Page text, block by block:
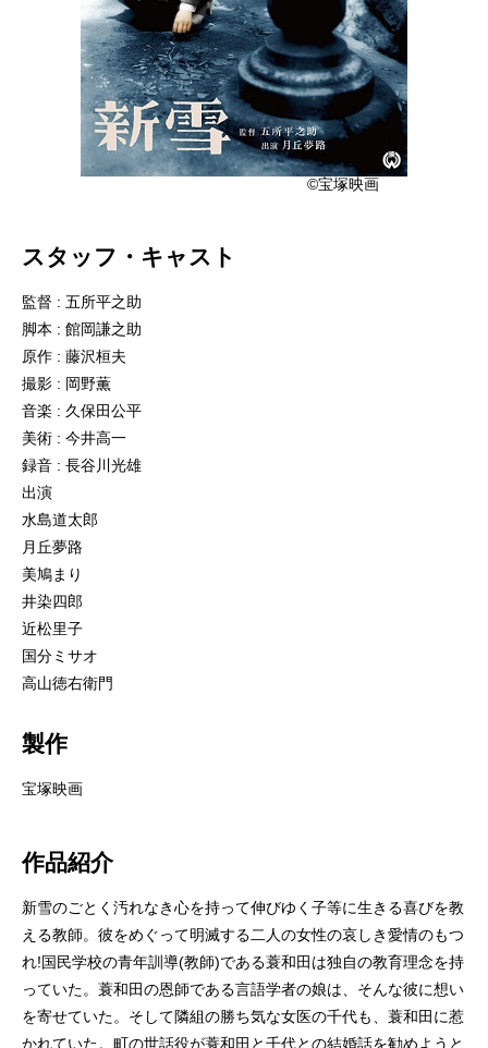
©宝塚映画
スタッフ・キャスト
監督 : 五所平之助
脚本 : 館岡謙之助
原作 : 藤沢桓夫
撮影 : 岡野薫
音楽 : 久保田公平
美術 : 今井高一
録音 : 長谷川光雄
出演
水島道太郎
月丘夢路
美鳩まり
井染四郎
近松里子
国分ミサオ
高山徳右衛門
製作
宝塚映画
作品紹介
新雪のごとく汚れなき心を持って伸びゆく子等に生きる喜びを教
える教師。彼をめぐって明滅する二人の女性の哀しき愛情のもつ
れ!国民学校の青年訓導(教師)である蓑和田は独自の教育理念を持
っていた。蓑和田の恩師である言語学者の娘は、そんな彼に想い
を寄せていた。そして隣組の勝ち気な女医の千代も、蓑和田に惹
かれていた。町の世話役が蓑和田と千代との結婚話を勧めようと